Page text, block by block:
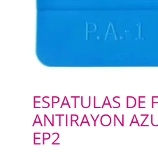
ESPATULAS DE
ANTIRAYON
EP2